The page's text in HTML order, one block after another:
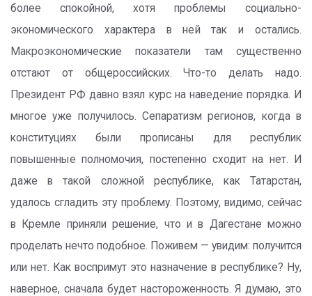
более спокойной, хотя проблемы социально-
экономического характера в ней так и остались.
Макроэкономические показатели там существенно
отстают от общероссийских. Что-то делать надо.
Президент РФ давно взял курс на наведение порядка. И
многое уже получилось. Сепаратизм регионов, когда в
конституциях были прописаны для республик
повышенные полномочия, постепенно сходит на нет. И
даже в такой сложной республике, как Татарстан,
удалось сгладить эту проблему. Поэтому, видимо, сейчас
в Кремле приняли решение, что и в Дагестане можно
проделать нечто подобное. Поживем — увидим: получится
или нет. Как воспримут это назначение в республике? Ну,
наверное, сначала будет настороженность. Я думаю, это